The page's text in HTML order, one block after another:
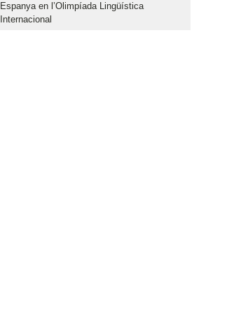
Espanya en l’Olimpíada Lingüística
Internacional